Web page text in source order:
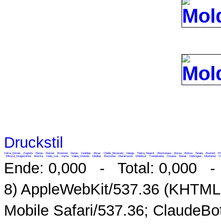
Druckstil
Vatra_Dornei Zugreni Rarau Barnar Brosteni Durau Ceahlau Bicaz Cheile_Bicazului Hangu Piatra_Neamt Bistricioara Borsa Botiza Sinaia Busteni
Mitocul_Dragomirnei
Bistrita Vadu_Izei Vama Valea_Viseului Medias Bucovina Maramures Moldova Transilvania Crisana Banat Dobrogea Muntenia
Ende: 0,000 - Total: 0,000 -
8) AppleWebKit/537.36
Mobile Safari/537.36;